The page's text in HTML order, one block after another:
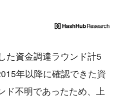
た資金調達ラウンド計5
年以降に確認できた資
ド不明であったため、上